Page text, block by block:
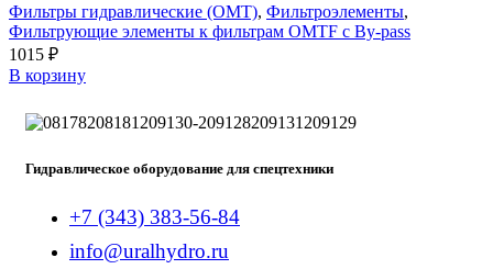
Фильтры гидравлические (OMT), Фильтроэлементы,
Фильтрующие элементы к фильтрам OMTF с By-pass
1015 ₽
В корзину
Гидравлическое оборудование для спецтехники
+7 (343) 383-56-84
info@uralhydro.ru